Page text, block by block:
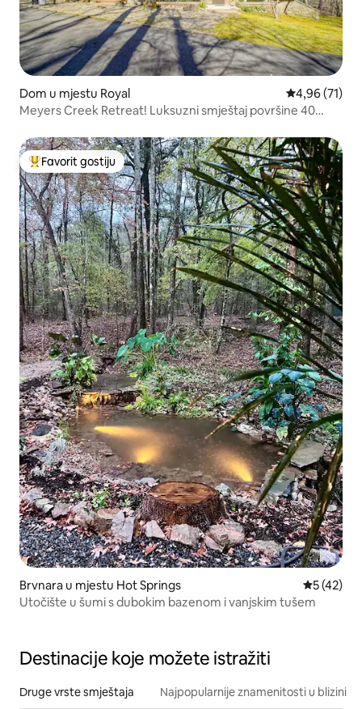
Dom u mjestu Royal Prosječna
4,96 (71)
Meyers Creek Retreat! Luksuzni smještaj površine 40
Glavni favorit gostiju
Favorit gostiju
Brvnara u mjestu Hot Springs Prosječna
5 (42)
Utočište u šumi s dubokim bazenom i vanjskim tušem
Destinacije koje možete istražiti
Druge vrste smještaja Najpopularnije znamenitosti u blizini